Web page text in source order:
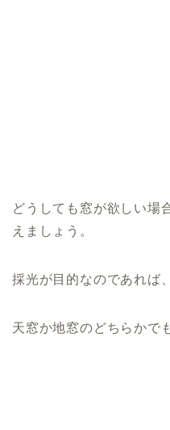
どうしても窓が欲しい場
えましょう。
採光が目的なのであれば
天窓か地窓のどちらかで